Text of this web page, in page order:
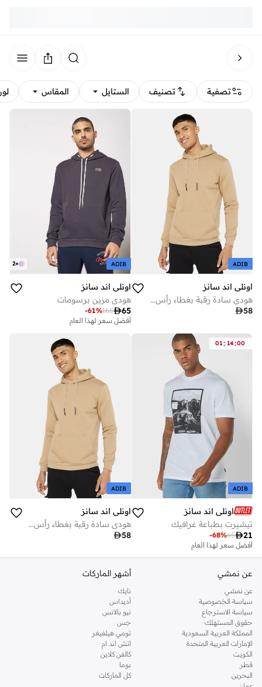
تصفية تصنيف الستايل المقاس
ADIB
اونلي اند سانز
هودي سادة رقبة بغطاء رأس أكمام طويلة
58
+
2 ADIB
اونلي اند سانز
هودي مزين برسومات
65
165
-61%
أفضل سعر لهذا العام
01: 14:00
ADIB
اونلي اند سانز
تيشيرت بطباعة غرافيك
21
65
-68%
أفضل سعر لهذا العام
ADIB
اونلي اند سانز
هودي سادة رقبة بغطاء رأس أكمام طويلة
58
عن نمشي
عن نمشي
سياسة الخصوصية
سياسة الاسترجاع
حقوق المستهلك
المملكة العربية السعودية
الإمارات العربية المتحدة
الكويت
قطر
البحرين
أشهر الماركات
نايك
أديداس
نيو بالانس
جس
تومي هيلفيغر
اتش اند ام
كالفن كلاين
بوما
كل الماركات